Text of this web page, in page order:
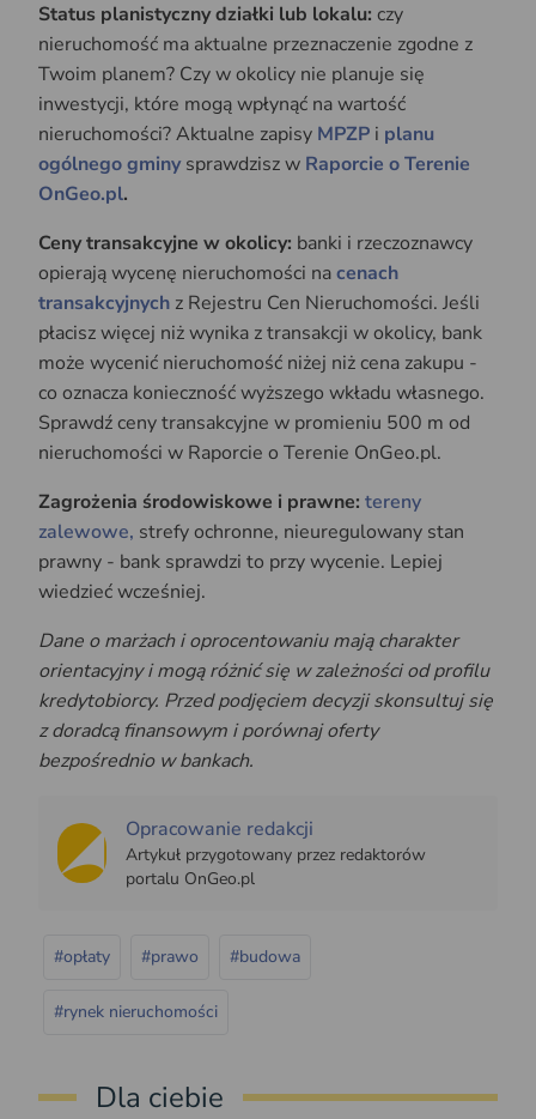
Status planistyczny działki lub lokalu: czy
nieruchomość ma aktualne przeznaczenie zgodne z
Twoim planem? Czy w okolicy nie planuje się
inwestycji, które mogą wpłynąć na wartość
nieruchomości? Aktualne zapisy MPZP i planu
ogólnego gminysprawdzisz w Raporcie o Terenie
OnGeo.pl.
Ceny transakcyjne w okolicy: banki i rzeczoznawcy
opierają wycenę nieruchomości nacenach
transakcyjnych z Rejestru Cen Nieruchomości. Jeśli
płacisz więcej niż wynika z transakcji w okolicy, bank
może wycenić nieruchomość niżej niż cena zakupu -
co oznacza konieczność wyższego wkładu własnego.
Sprawdź ceny transakcyjne w promieniu 500 m od
nieruchomości w Raporcie o Terenie OnGeo.pl.
Zagrożenia środowiskowe i prawne: tereny
zalewowe, strefy ochronne, nieuregulowany stan
prawny - bank sprawdzi to przy wycenie. Lepiej
wiedzieć wcześniej.
Dane o marżach i oprocentowaniu mają charakter
orientacyjny i mogą różnić się w zależności od profilu
kredytobiorcy. Przed podjęciem decyzji skonsultuj się
z doradcą finansowym i porównaj oferty
bezpośrednio w bankach.
Opracowanie redakcji
Artykuł przygotowany przez redaktorów
portalu OnGeo.pl
#opłaty #prawo #budowa
#rynek nieruchomości
Dla ciebie